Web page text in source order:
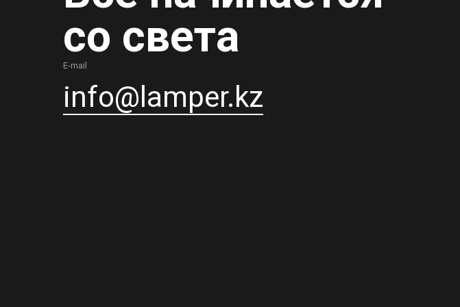
со света
E-mail
info@lamper.kz